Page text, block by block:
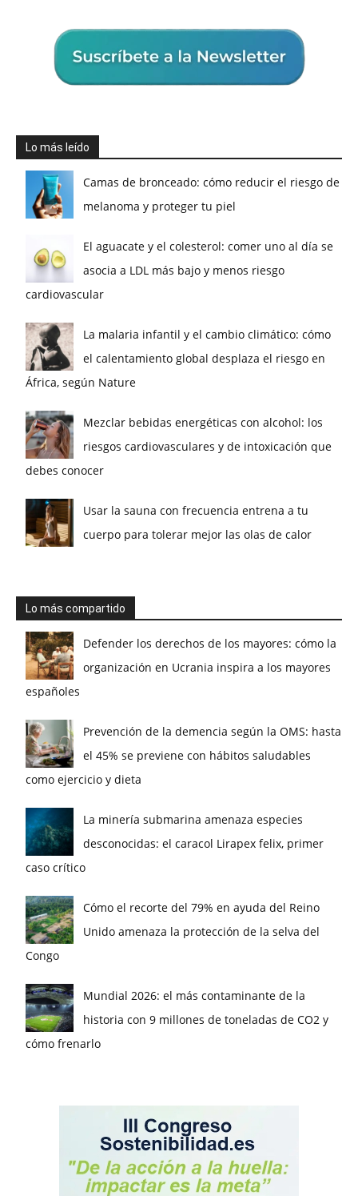
Lo más leído
Camas de bronceado: cómo reducir el riesgo de
melanoma y proteger tu piel
El aguacate y el colesterol: comer uno al día se
asocia a LDL más bajo y menos riesgo
cardiovascular
La malaria infantil y el cambio climático: cómo
el calentamiento global desplaza el riesgo en
África, según Nature
Mezclar bebidas energéticas con alcohol: los
riesgos cardiovasculares y de intoxicación que
debes conocer
Usar la sauna con frecuencia entrena a tu
cuerpo para tolerar mejor las olas de calor
Lo más compartido
Defender los derechos de los mayores: cómo la
organización en Ucrania inspira a los mayores
españoles
Prevención de la demencia según la OMS: hasta
el 45% se previene con hábitos saludables
como ejercicio y dieta
La minería submarina amenaza especies
desconocidas: el caracol Lirapex felix, primer
caso crítico
Cómo el recorte del 79% en ayuda del Reino
Unido amenaza la protección de la selva del
Congo
Mundial 2026: el más contaminante de la
historia con 9 millones de toneladas de CO2 y
cómo frenarlo